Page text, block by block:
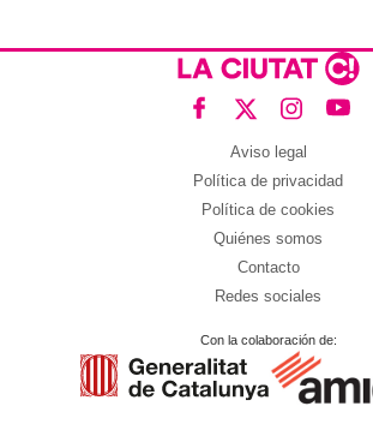
Aviso legal
Política de privacidad
Política de cookies
Quiénes somos
Contacto
Redes sociales
Con la colaboración de: